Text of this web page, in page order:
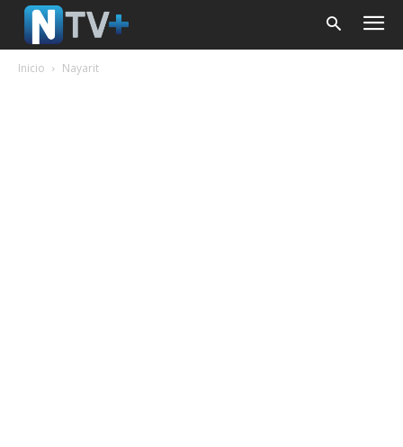
Inicio Nayarit